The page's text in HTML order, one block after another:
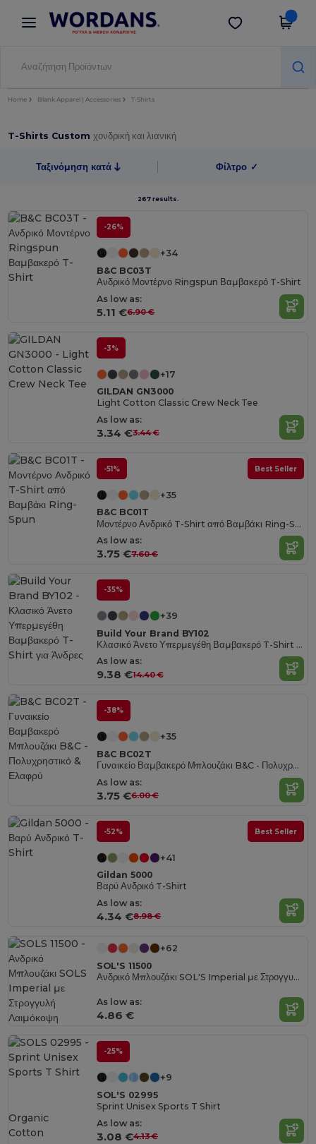
× Εφαρμογή Wordans
Καλύτερες τιμές στην εφαρμογή!
Λήψη app
Home Blank Apparel | Accessories T-Shirts
T-Shirts Customχονδρική και λιανική
Ταξινόμηση κατά Φίλτρο ✓
267 results.
-26%
+34
B&C BC03T
Ανδρικό Μοντέρνο Ringspun Βαμβακερό T-Shirt
As low as:
5.11 €6.90 €
-3%
+17
GILDAN GN3000
Light Cotton Classic Crew Neck Tee
As low as:
3.34 €3.44 €
-51% Best Seller
+35
B&C BC01T
Μοντέρνο Ανδρικό T-Shirt από Βαμβάκι Ring-Spun
As low as:
3.75 €7.60 €
-35%
+39
Build Your Brand BY102
Κλασικό Άνετο Υπερμεγέθη Βαμβακερό T-Shirt για Άνδρες
As low as:
9.38 €14.40 €
-38%
+35
B&C BC02T
Γυναικείο Βαμβακερό Μπλουζάκι B&C - Πολυχρηστικό & Ελαφρύ
As low as:
3.75 €6.00 €
-52% Best Seller
+41
Gildan 5000
Βαρύ Ανδρικό T-Shirt
As low as:
4.34 €8.98 €
+62
SOL'S 11500
Ανδρικό Μπλουζάκι SOL'S Imperial με Στρογγυλή Λαιμόκοψη
As low as:
4.86 €
-25%
+9
SOL'S 02995
Sprint Unisex Sports T Shirt
As low as:
3.08 €4.13 €
Organic
Cotton